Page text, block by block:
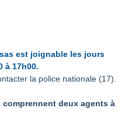
est joignable les jours
à 17h00.
la police nationale (17).
deux agents à